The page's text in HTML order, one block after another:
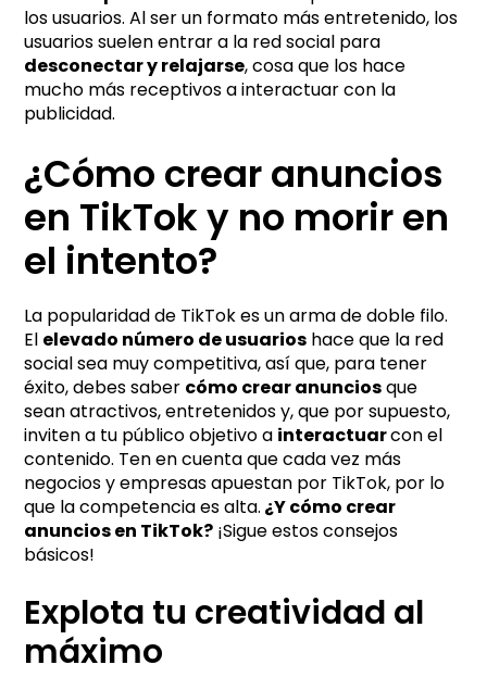
los usuarios. Al ser un formato más entretenido, los
usuarios suelen entrar a la red social para
desconectar y relajarse, cosa que los hace
mucho más receptivos a interactuar con la
publicidad.
¿Cómo crear anuncios
en TikTok y no morir en
el intento?
La popularidad de TikTok es un arma de doble filo.
El elevado número de usuarios hace que la red
social sea muy competitiva, así que, para tener
éxito, debes saber cómo crear anunciosque
sean atractivos, entretenidos y, que por supuesto,
inviten a tu público objetivo a interactuarcon el
contenido. Ten en cuenta que cada vez más
negocios y empresas apuestan por TikTok, por lo
que la competencia es alta. ¿Y cómo crear
anuncios en TikTok? ¡Sigue estos consejos
básicos!
Explota tu creatividad al
máximo